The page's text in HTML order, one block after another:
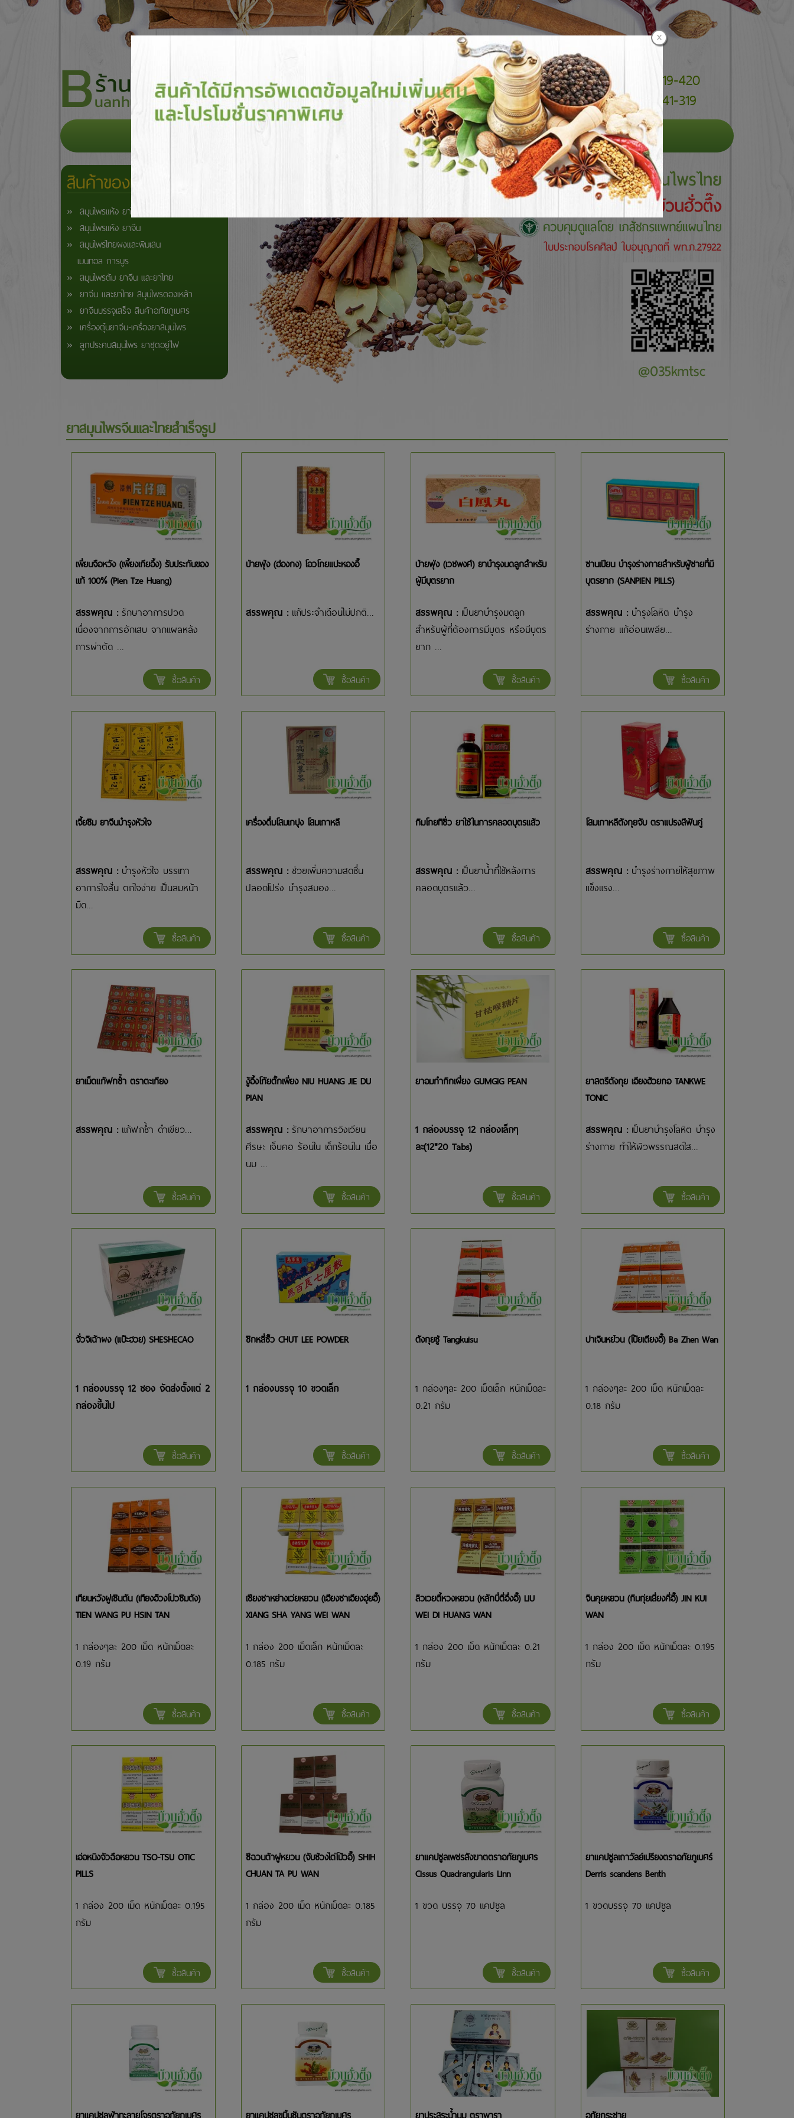
สินค้าของเรา การสั่งซื้อ & การชำระเงิน แจ้งการชำระเงิน สาระน่ารู้เกี่ยวกับสมุนไพร ติดต่อเรา
055-219-420
055-241-319
สินค้าของเรา
» สมุนไพรแห้ง ยาไทย
» สมุนไพรแห้ง ยาจีน
» สมุนไพรไทยผงและพิมเสน
เมนทอล การบูร
» สมุนไพรต้ม ยาจีน และยาไทย
» ยาจีน และยาไทย สมุนไพรดองเหล้า
» ยาจีนบรรจุเสร็จ สินค้าอภัยภูเบศร
» เครื่องตุ๋นยาจีน-เครื่องยาสมุนไพร
» ลูกประคบสมุนไพร ยาชุดอยู่ไฟ
ยาสมุนไพรจีนและไทยสำเร็จรูป
เพี่ยนจือหวัง (เพี้ยงเกียอึ้ง) รับประกันของ
แท้ 100% (Pien Tze Huang)
สรรพคุณ : รักษาอาการปวด
เนื่องจากการอักเสบ จากแผลหลัง
การผ่าตัด ...
ซื้อสินค้า
ป่ายฟุ่ง (ฮ่องกง) โอวโกยแปะหองอี๊
สรรพคุณ : แก้ประจำเดือนไม่ปกติ...
ซื้อสินค้า
ป่ายฟุ่ง (เวชพงศ์) ยาบำรุงมดลูกสำหรับ
ผู้มีบุตรยาก
สรรพคุณ : เป็นยาบำรุงมดลูก
สำหรับผู้ที่ต้องการมีบุตร หรือมีบุตร
ยาก ...
ซื้อสินค้า
ซานเปียน บำรุงร่างกายสำหรับผู้ชายที่มี
บุตรยาก (SANPIEN PILLS)
สรรพคุณ : บำรุงโลหิต บำรุง
ร่างกาย แก้อ่อนเพลีย...
ซื้อสินค้า
เจี้ยซิม ยาจีนบำรุงหัวใจ
สรรพคุณ : บำรุงหัวใจ บรรเทา
อาการใจสั่น ตกใจง่าย เป็นลมหน้า
มืด...
ซื้อสินค้า
เครื่องดื่มโสมเกปุง โสมเกาหลี
สรรพคุณ : ช่วยเพิ่มความสดชื่น
ปลอดโปร่ง บำรุงสมอง...
ซื้อสินค้า
กิมโกยทิซิ่ว ยาใช้ในการคลอดบุตรแล้ว
สรรพคุณ : เป็นยาน้ำที่ใช้หลังการ
คลอดบุตรแล้ว...
ซื้อสินค้า
โสมเกาหลีตังกุยจับ ตราแปรงสีฟันคู่
สรรพคุณ : บำรุงร่างกายให้สุขภาพ
แข็งแรง...
ซื้อสินค้า
ยาเม็ดแก้ฟกช้ำ ตราตะเกียง
สรรพคุณ : แก้ฟกช้ำ ดำเขียว...
ซื้อสินค้า
งู้อึ้งโก้ยตั้กเพี่ยง NIU HUANG JIE DU
PIAN
สรรพคุณ : รักษาอาการวิงเวียน
ศีรษะ เจ็บคอ ร้อนใน เด็กร้อนใน เบื่อ
นม ...
ซื้อสินค้า
ยาอมกำกิกเผี่ยง GUMGIG PEAN
1 กล่องบรรจุ 12 กล่องเล็กๆ
ละ(12*20 Tabs)
ซื้อสินค้า
ยาสตรีตังกุย เอียงฮ้วยกอ TANKWE
TONIC
สรรพคุณ : เป็นยาบำรุงโลหิต บำรุง
ร่างกาย ทำให้ผิวพรรณสดใส...
ซื้อสินค้า
จั่วจิเฉ้าผง (แป๊ะฮวย) SHESHECAO
1 กล่องบรรจุ 12 ซอง จัดส่งตั้งแต่ 2
กล่องขึ้นไป
ซื้อสินค้า
ชิกหลี่ซั้ว CHUT LEE POWDER
1 กล่องบรรจุ 10 ขวดเล็ก
ซื้อสินค้า
ตังกุยซู่ Tangkuisu
1 กล่องๆละ 200 เม็ดเล็ก หนักเม็ดละ
0.21 กรัม
ซื้อสินค้า
ปาเจินหย๋วน (โป๊ยเตียงอี๊) Ba Zhen Wan
1 กล่องๆละ 200 เม็ด หนักเม็ดละ
0.18 กรัม
ซื้อสินค้า
เทียนหวังผู่เซินตัน (เทียงอ๊วงโปวซิมตัง)
TIEN WANG PU HSIN TAN
1 กล่องๆละ 200 เม็ด หนักเม็ดละ
0.19 กรัม
ซื้อสินค้า
เชียงชาหย่างเว่ยหยวน (เฮียงซาเอียงอุ่ยอี๊)
XIANG SHA YANG WEI WAN
1 กล่อง 200 เม็ดเล็ก หนักเม็ดละ
0.185 กรัม
ซื้อสินค้า
ลิวเวยตี้หวงหยวน (หลักบี่ตี่อึ่งอี๊) LIU
WEI DI HUANG WAN
1 กล่อง 200 เม็ด หนักเม็ดละ 0.21
กรัม
ซื้อสินค้า
จินคุยหยวน (กิมกุ่ยเสี่ยงคี่อี๊) JIN KUI
WAN
1 กล่อง 200 เม็ด หนักเม็ดละ 0.195
กรัม
ซื้อสินค้า
เอ่อหนิงจัวฉือหยวน TSO-TSU OTIC
PILLS
1 กล่อง 200 เม็ด หนักเม็ดละ 0.195
กรัม
ซื้อสินค้า
ซีฉวนต้าผู่หยวน (จับช้วงไต่โป้วอี๊) SHIH
CHUAN TA PU WAN
1 กล่อง 200 เม็ด หนักเม็ดละ 0.185
กรัม
ซื้อสินค้า
ยาแคปซูลเพชรสังฆาตตราอภัยภูเบศร
Cissus Quadrangularis Linn
1 ขวด บรรจุ 70 แคปซูล
ซื้อสินค้า
ยาแคปซูลเถาวัลย์เปรียงตราอภัยภูเบศร์
Derris scandens Benth
1 ขวดบรรจุ 70 แคปซูล
ซื้อสินค้า
ยาแคปซูลฟ้าทะลายโจรตราอภัยภูเบศร ยาแคปซูลขมิ้นชันตราอภัยภูเบศร ยาประสระน้ำนม ตราพารา อภัยกระชาย